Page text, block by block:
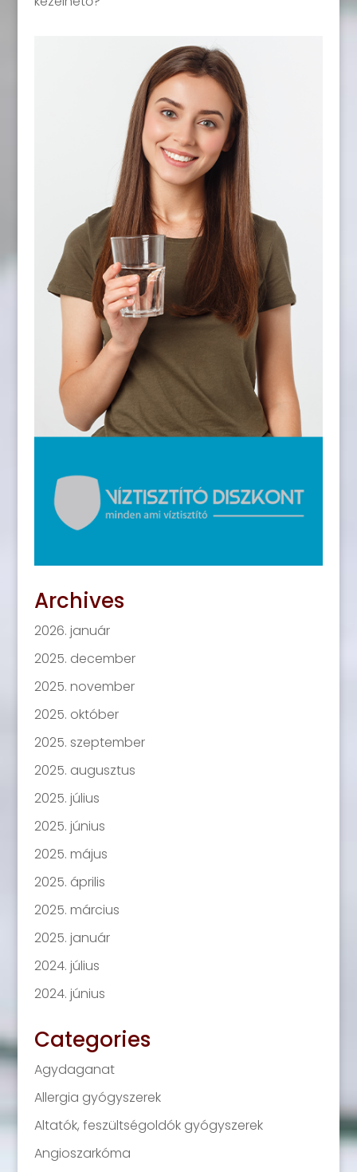
Archives
2026. január
2025. december
2025. november
2025. október
2025. szeptember
2025. augusztus
2025. július
2025. június
2025. május
2025. április
2025. március
2025. január
2024. július
2024. június
Categories
Agydaganat
Allergia gyógyszerek
Altatók, feszültségoldók gyógyszerek
Angioszarkóma